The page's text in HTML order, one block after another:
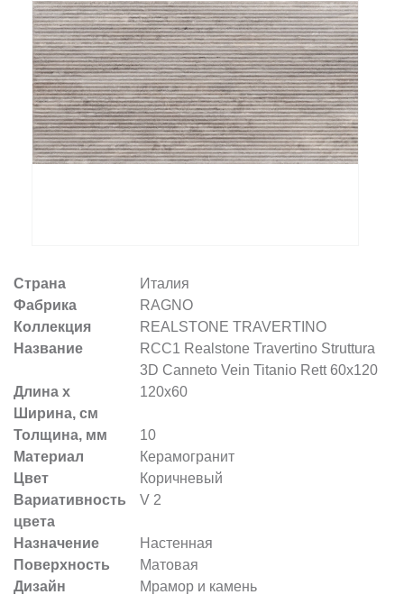
Страна
Италия
Фабрика
RAGNO
Коллекция
REALSTONE TRAVERTINO
Название
RCC1 Realstone Travertino Struttura
3D Canneto Vein Titanio Rett 60х120
Длина х
Ширина, см
120x60
Толщина, мм
10
Материал
Керамогранит
Цвет
Коричневый
Вариативность
цвета
V 2
Назначение
Настенная
Поверхность
Матовая
Дизайн
Мрамор и камень